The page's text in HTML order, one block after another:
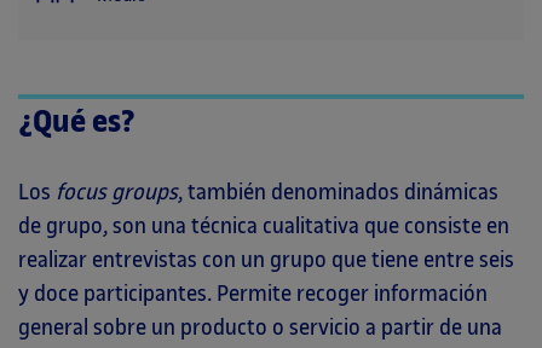
¿Qué es?
Los focus groups, también denominados dinámicas
de grupo, son una técnica cualitativa que consiste en
realizar entrevistas con un grupo que tiene entre seis
y doce participantes. Permite recoger información
general sobre un producto o servicio a partir de una